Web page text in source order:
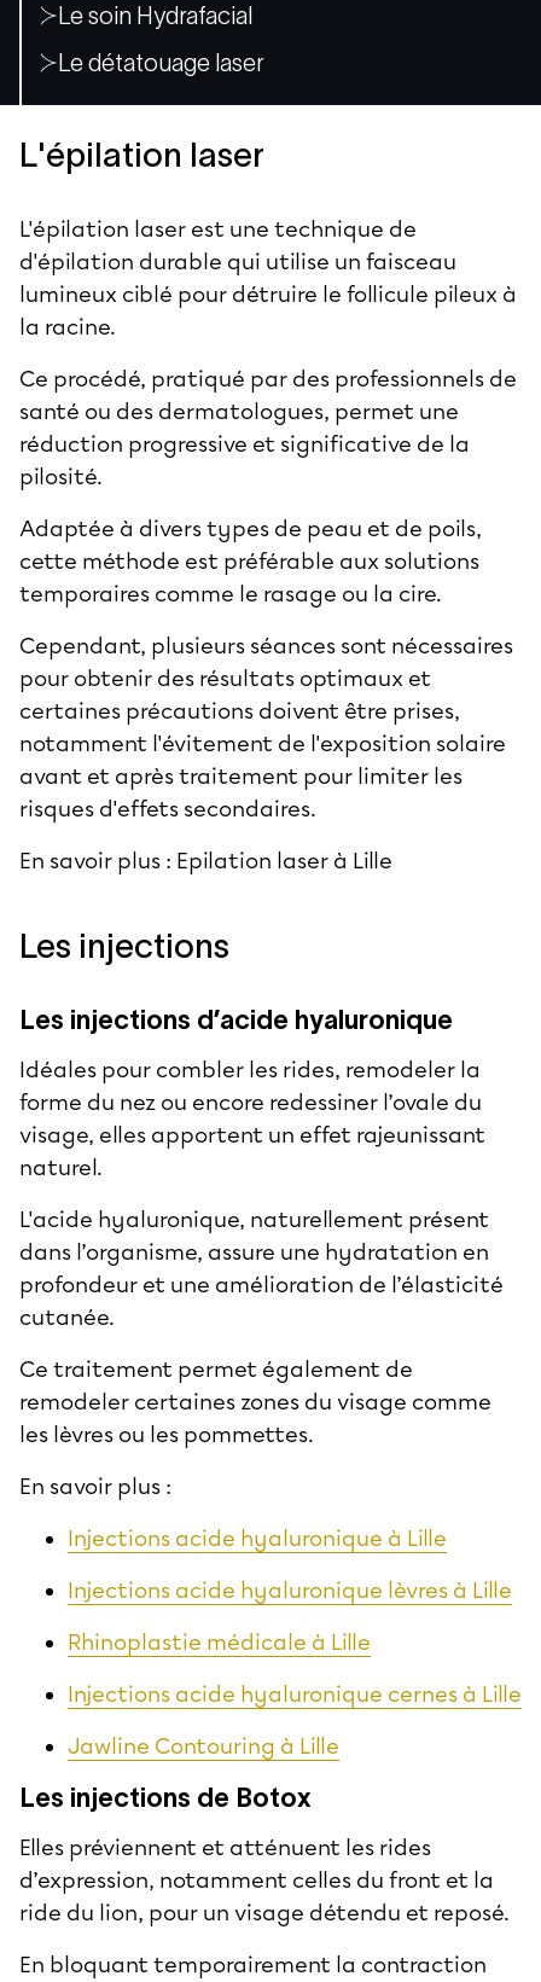
Le soin Hydrafacial
Le détatouage laser
L'épilation laser
L'épilation laser est une technique de
d'épilation durable qui utilise un faisceau
lumineux ciblé pour détruire le follicule pileux à
la racine.
Ce procédé, pratiqué par des professionnels de
santé ou des dermatologues, permet une
réduction progressive et significative de la
pilosité.
Adaptée à divers types de peau et de poils,
cette méthode est préférable aux solutions
temporaires comme le rasage ou la cire.
Cependant, plusieurs séances sont nécessaires
pour obtenir des résultats optimaux et
certaines précautions doivent être prises,
notamment l'évitement de l'exposition solaire
avant et après traitement pour limiter les
risques d'effets secondaires.
En savoir plus : Epilation laser à Lille
Les injections
Les injections d’acide hyaluronique
Idéales pour combler les rides, remodeler la
forme du nez ou encore redessiner l’ovale du
visage, elles apportent un effet rajeunissant
naturel.
L'acide hyaluronique, naturellement présent
dans l’organisme, assure une hydratation en
profondeur et une amélioration de l’élasticité
cutanée.
Ce traitement permet également de
remodeler certaines zones du visage comme
les lèvres ou les pommettes.
En savoir plus :
Injections acide hyaluronique à Lille
Injections acide hyaluronique lèvres à Lille
Rhinoplastie médicale à Lille
Injections acide hyaluronique cernes à Lille
Jawline Contouring à Lille
Les injections de Botox
Elles préviennent et atténuent les rides
d’expression, notamment celles du front et la
ride du lion, pour un visage détendu et reposé.
En bloquant temporairement la contraction